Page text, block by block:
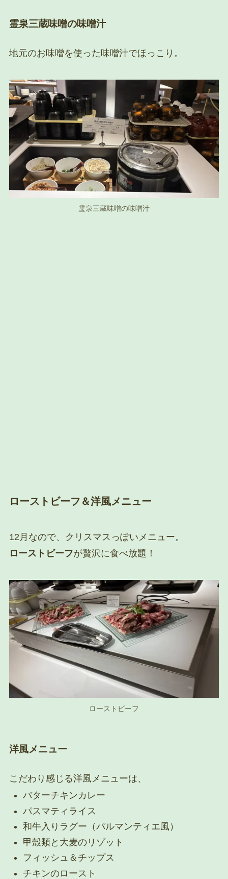
霊泉三蔵味噌の味噌汁
地元のお味噌を使った味噌汁でほっこり。
霊泉三蔵味噌の味噌汁
ローストビーフ＆洋風メニュー
12月なので、クリスマスっぽいメニュー。
ローストビーフが贅沢に食べ放題！
ローストビーフ
洋風メニュー
こだわり感じる洋風メニューは、
バターチキンカレー
パスマティライス
和牛入りラグー（パルマンティエ風）
甲殻類と大麦のリゾット
フィッシュ＆チップス
チキンのロースト